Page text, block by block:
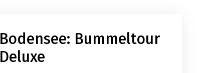
Bodensee: Bummeltour
Deluxe